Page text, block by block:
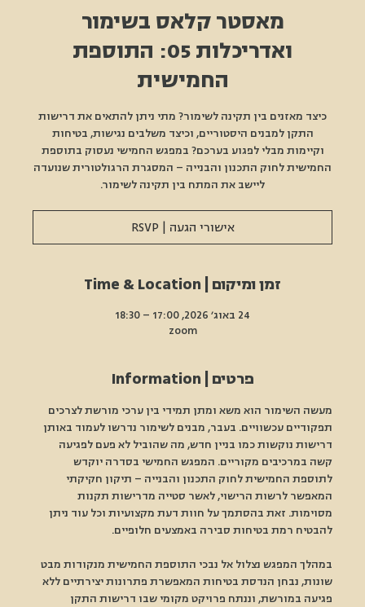
מאסטר קלאס בשימור
ואדריכלות 05: התוספת
החמישית
כיצד מאזנים בין תקינה לשימור? מתי ניתן להתאים את דרישות
התקן למבנים היסטוריים, וכיצד משלבים נגישות, בטיחות
וקיימות מבלי לפגוע בערכם? במפגש החמישי נעסוק בתוספת
החמישית לחוק התכנון והבנייה – המסגרת הרגולטורית שנועדה
ליישב את המתח בין תקינה לשימור.
אישורי הגעה | RSVP
זמן ומיקום | Time & Location
24 באוג׳ 2026, 17:00 – 18:30
zoom
פרטים | Information
מעשה השימור הוא משא ומתן תמידי בין ערכי מורשת לצרכים
תפקודיים עכשוויים. בעבר, מבנים לשימור נדרשו לעמוד באותן
דרישות נוקשות כמו בניין חדש, מה שהוביל לא פעם לפגיעה
קשה במרכיבים מקוריים. המפגש החמישי בסדרה יוקדש
לתוספת החמישית לחוק התכנון והבנייה – תיקון חקיקתי
המאפשר לרשות הרישוי, לאשר סטייה מדרישות תקנות
מסוימות. זאת בהסתמך על חוות דעת מקצועיות וכל עוד ניתן
להבטיח רמת בטיחות סבירה באמצעים חלופיים.
במהלך המפגש נצלול אל נבכי התוספת החמישית מנקודות מבט
שונות, נבחן הנדסת בטיחות המאפשרת פתרונות יצירתיים ללא
פגיעה במורשת, וננתח פרויקט מקומי שבו דרישות התקן